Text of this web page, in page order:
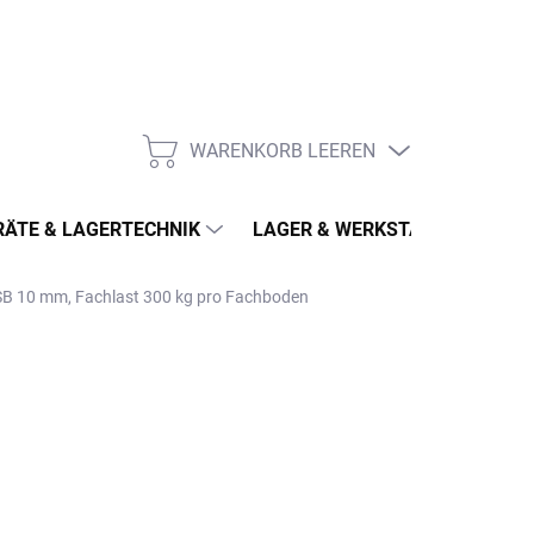
WARENKORB
WARENKORB LEEREN
& LAGERTECHNIK LAGER & WERKSTATT
10 mm, Fachlast 300 kg pro Fachboden